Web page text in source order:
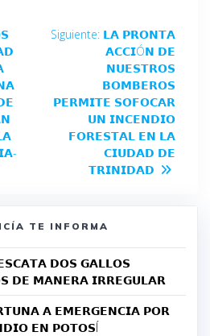
Siguiente: 𝗟𝗔 𝗣𝗥𝗢𝗡𝗧𝗔
𝗔𝗖𝗖𝗜Ó𝗡 𝗗𝗘
𝗡𝗨𝗘𝗦𝗧𝗥𝗢𝗦
𝗕𝗢𝗠𝗕𝗘𝗥𝗢𝗦
𝗣𝗘𝗥𝗠𝗜𝗧𝗘 𝗦𝗢𝗙𝗢𝗖𝗔𝗥
𝗨𝗡 𝗜𝗡𝗖𝗘𝗡𝗗𝗜𝗢
𝗙𝗢𝗥𝗘𝗦𝗧𝗔𝗟 𝗘𝗡 𝗟𝗔
𝗖𝗜𝗨𝗗𝗔𝗗 𝗗𝗘
𝗧𝗥𝗜𝗡𝗜𝗗𝗔𝗗
TE INFORMA
𝗗𝗢𝗦 𝗚𝗔𝗟𝗟𝗢𝗦
𝗗𝗘 𝗠𝗔𝗡𝗘𝗥𝗔 𝗜𝗥𝗥𝗘𝗚𝗨𝗟𝗔𝗥
𝗔 𝗘𝗠𝗘𝗥𝗚𝗘𝗡𝗖𝗜𝗔 𝗣𝗢𝗥
𝗘𝗡 𝗣𝗢𝗧𝗢𝗦Í